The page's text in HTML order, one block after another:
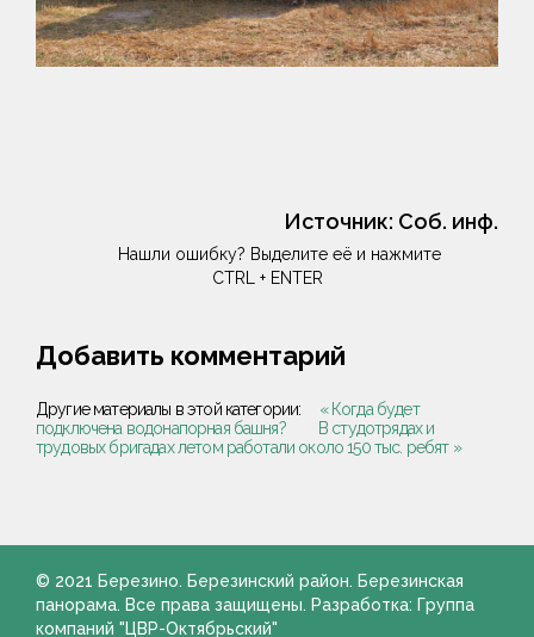
Источник: Соб. инф.
Нашли ошибку? Выделите её и нажмите
CTRL + ENTER
Добавить комментарий
Другие материалы в этой категории:
« Когда будет
подключена водонапорная башня?
В студотрядах и
трудовых бригадах летом работали около 150 тыс. ребят »
© 2021 Березино. Березинский район. Березинская
панорама. Все права защищены. Разработка: Группа
компаний "ЦВР-Октябрьский"